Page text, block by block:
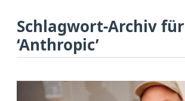
Schlagwort-Archiv für
‘Anthropic’